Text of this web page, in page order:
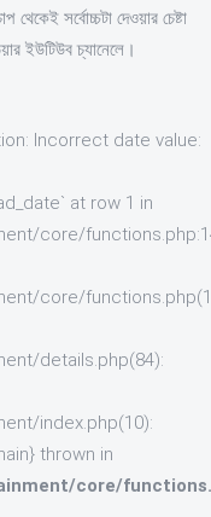
সর্বোচ্চটা দেওয়ার চেষ্টা
ইউটিউব চ্যানেলে।
Incorrect date value:
at row 1 in
core/
core/
details.php(84):
index.php(10):
thrown in
core/